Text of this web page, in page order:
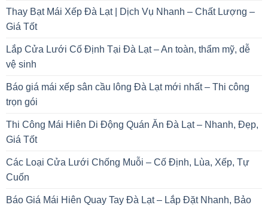
Thay Bạt Mái Xếp Đà Lạt | Dịch Vụ Nhanh – Chất Lượng –
Giá Tốt
Lắp Cửa Lưới Cố Định Tại Đà Lạt – An toàn, thẩm mỹ, dễ
vệ sinh
Báo giá mái xếp sân cầu lông Đà Lạt mới nhất – Thi công
trọn gói
Thi Công Mái Hiên Di Động Quán Ăn Đà Lạt – Nhanh, Đẹp,
Giá Tốt
Các Loại Cửa Lưới Chống Muỗi – Cố Định, Lùa, Xếp, Tự
Cuốn
Báo Giá Mái Hiên Quay Tay Đà Lạt – Lắp Đặt Nhanh, Bảo